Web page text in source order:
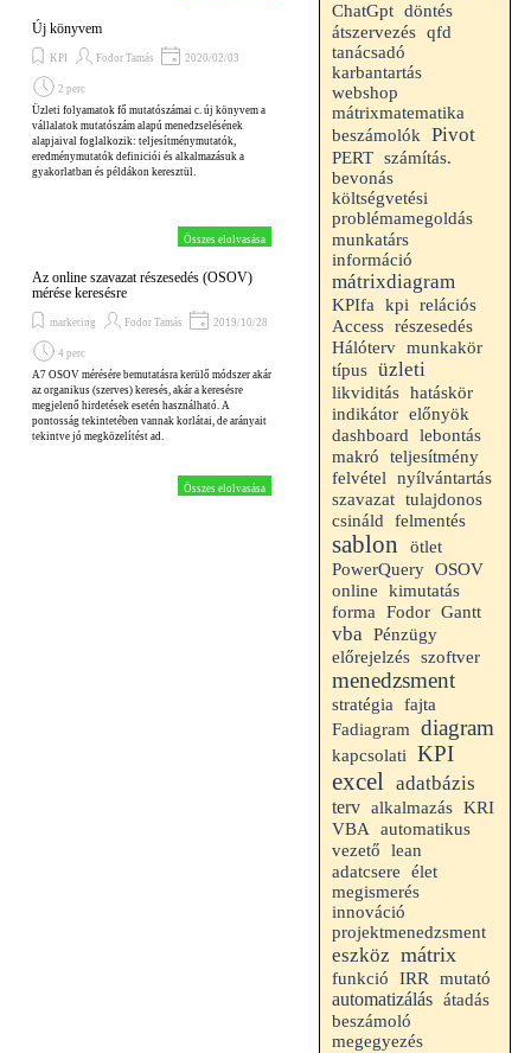
Új könyvem
KPI Fodor Tamás 2020/02/03
2 perc
Üzleti folyamatok fő mutatószámai c. új könyvem a
vállalatok mutatószám alapú menedzselésének
alapjaival foglalkozik: teljesítménymutatók,
eredménymutatók definiciói és alkalmazásuk a
gyakorlatban és példákon keresztül.
Összes elolvasása
Az online szavazat részesedés (OSOV)
mérése keresésre
marketing Fodor Tamás 2019/10/28
4 perc
A7 OSOV mérésére bemutatásra kerülő módszer akár
az organikus (szerves) keresés, akár a keresésre
megjelenő hirdetések esetén használható. A
pontosság tekintetében vannak korlátai, de arányait
tekintve jó megközelítést ad.
Összes elolvasása
ChatGpt döntés
átszervezés qfd
tanácsadó
karbantartás
webshop
mátrixmatematika
beszámolók
Pivot
PERT számítás.
bevonás
költségvetési
problémamegoldás
munkatárs
információ
mátrixdiagram
KPIfa kpi
relációs
Access részesedés
Hálóterv munkakör
típus üzleti
likviditás hatáskör
indikátor előnyök
dashboard
lebontás
makró teljesítmény
felvétel
nyílvántartás
szavazat tulajdonos
csináld
felmentés
sablon
ötlet
PowerQuery OSOV
online
kimutatás
forma
Fodor Gantt
vba Pénzügy
előrejelzés szoftver
menedzsment
stratégia
fajta
Fadiagram
diagram
kapcsolati KPI
excel adatbázis
terv alkalmazás KRI
VBA
automatikus
vezető
lean
adatcsere
élet
megismerés
innováció
projektmenedzsment
eszköz mátrix
funkció IRR mutató
automatizálás átadás
beszámoló
megegyezés